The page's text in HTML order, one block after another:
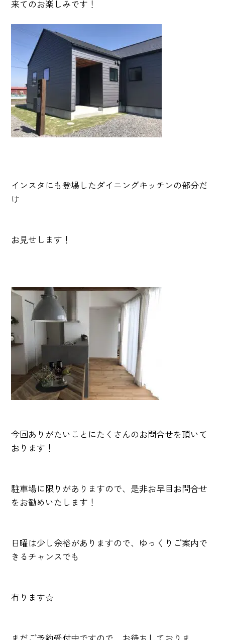
来てのお楽しみです！
インスタにも登場したダイニングキッチンの部分だ
け
お見せします！
今回ありがたいことにたくさんのお問合せを頂いて
おります！
駐車場に限りがありますので、是非お早目お問合せ
をお勧めいたします！
日曜は少し余裕がありますので、ゆっくりご案内で
きるチャンスでも
有ります☆